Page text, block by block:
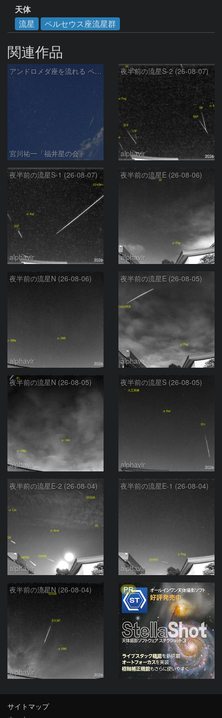
天体
流星
ペルセウス座流星群
関連作品
アンドロメダ座を流れる ペルセウス座流星群 の流星
宮川祐一「福井星の会」
夜半前の流星S-2 (26-08-07)
alphavir
夜半前の流星S-1 (26-08-07)
alphavir
夜半前の流星E (26-08-06)
alphavir
夜半前の流星N (26-08-06)
alphavir
夜半前の流星E (26-08-05)
alphavir
夜半前の流星N (26-08-05)
alphavir
夜半前の流星S (26-08-05)
alphavir
夜半前の流星E-2 (26-08-04)
alphavir
夜半前の流星E-1 (26-08-04)
alphavir
夜半前の流星N (26-08-04)
alphavir
PR
サイトマップ